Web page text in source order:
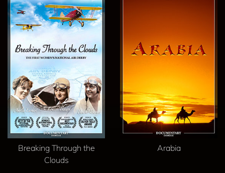
Breaking Through the
Clouds
Arabia